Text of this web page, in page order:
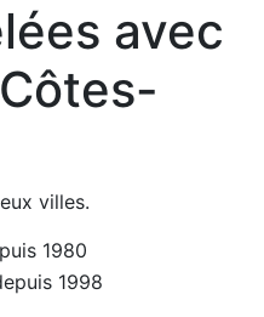
avec
villes.
1980
1998